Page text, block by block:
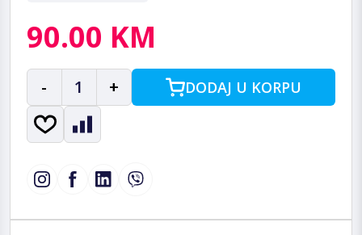
90.00 KM
- 1 + DODAJ U KORPU